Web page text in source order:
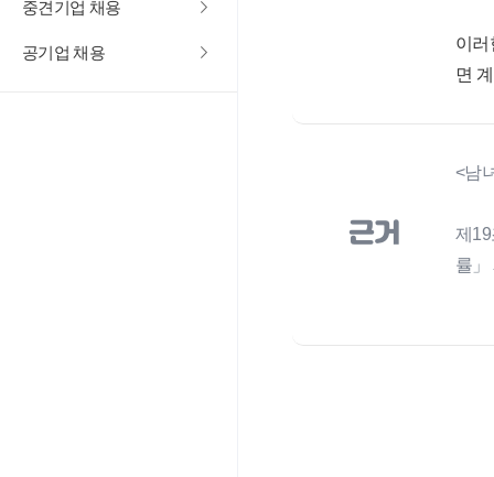
중견기업 채용
공기업 채용
이러
면
근거
<남
제
률」